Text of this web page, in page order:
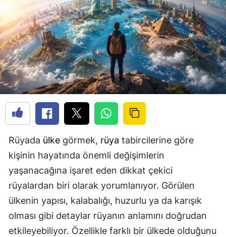
Rüyada ülke görmek, rüya tabircilerine göre
kişinin hayatında önemli değişimlerin
yaşanacağına işaret eden dikkat çekici
rüyalardan biri olarak yorumlanıyor. Görülen
ülkenin yapısı, kalabalığı, huzurlu ya da karışık
olması gibi detaylar rüyanın anlamını doğrudan
etkileyebiliyor. Özellikle farklı bir ülkede olduğunu